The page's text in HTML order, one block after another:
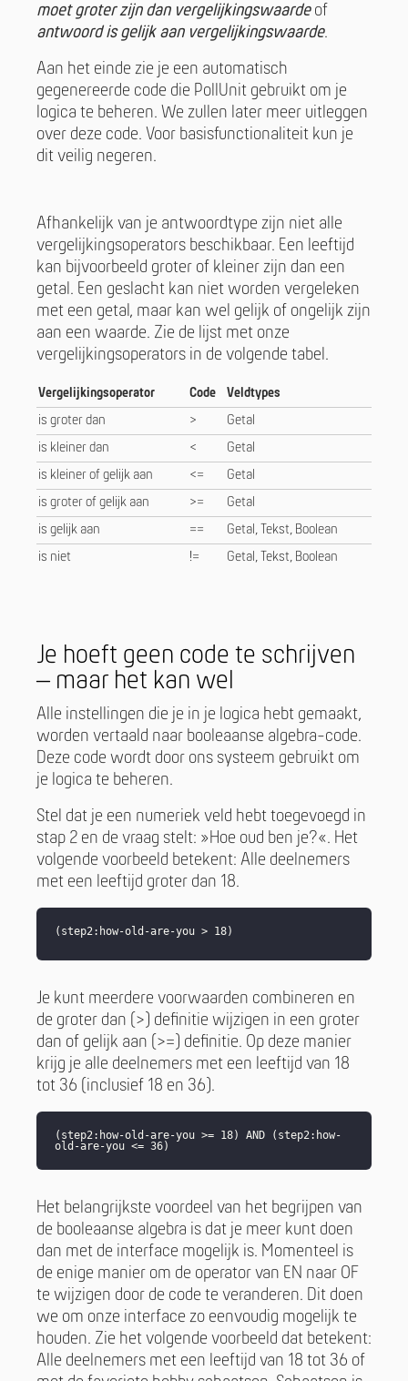
moet groter zijn dan vergelijkingswaardeof
antwoord is gelijk aan vergelijkingswaarde.
Aan het einde zie je een automatisch
gegenereerde code die PollUnit gebruikt om je
logica te beheren. We zullen later meer uitleggen
over deze code. Voor basisfunctionaliteit kun je
dit veilig negeren.
Afhankelijk van je antwoordtype zijn niet alle
vergelijkingsoperators beschikbaar. Een leeftijd
kan bijvoorbeeld groter of kleiner zijn dan een
getal. Een geslacht kan niet worden vergeleken
met een getal, maar kan wel gelijk of ongelijk zijn
aan een waarde. Zie de lijst met onze
vergelijkingsoperators in de volgende tabel.
Vergelijkingsoperator Code
Veldtypes
is groter dan
>
Getal
is kleiner dan
<
Getal
is kleiner of gelijk aan
<=
Getal
is groter of gelijk aan
>=
Getal
is gelijk aan
==
Getal, Tekst, Boolean
is niet
!= Getal, Tekst, Boolean
Je hoeft geen code te schrijven
– maar het kan wel
Alle instellingen die je in je logica hebt gemaakt,
worden vertaald naar booleaanse algebra-code.
Deze code wordt door ons systeem gebruikt om
je logica te beheren.
Stel dat je een numeriek veld hebt toegevoegd in
stap 2 en de vraag stelt: »Hoe oud ben je?«. Het
volgende voorbeeld betekent: Alle deelnemers
met een leeftijd groter dan 18.
(step2:how-old-are-you > 18)
Je kunt meerdere voorwaarden combineren en
de groter dan (>) definitie wijzigen in een groter
dan of gelijk aan (>=) definitie. Op deze manier
krijg je alle deelnemers met een leeftijd van 18
tot 36 (inclusief 18 en 36).
(step2:how-old-are-you >= 18) AND (step2:how-
old-are-you <= 36)
Het belangrijkste voordeel van het begrijpen van
de booleaanse algebra is dat je meer kunt doen
dan met de interface mogelijk is. Momenteel is
de enige manier om de operator van EN naar OF
te wijzigen door de code te veranderen. Dit doen
we om onze interface zo eenvoudig mogelijk te
houden. Zie het volgende voorbeeld dat betekent:
Alle deelnemers met een leeftijd van 18 tot 36 of